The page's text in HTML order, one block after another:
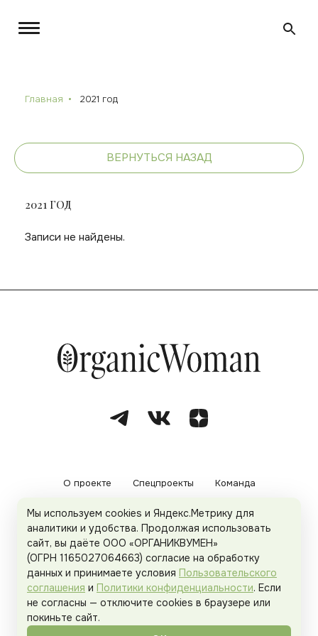
Главная 2021 год
ВЕРНУТЬСЯ НАЗАД
2021 ГОД
Записи не найдены.
О проекте Спецпроекты Команда
Рекламодателям Политика конфиденциальности
Пользовательское соглашение
Organicwoman.ru . Все права защищены.
Мы используем cookies и Яндекс.Метрику для
аналитики и удобства. Продолжая использовать
сайт, вы даёте ООО «ОРГАНИКВУМЕН»
(ОГРН 1165027064663) согласие на обработку
данных и принимаете условия Пользовательского
соглашения и Политики конфиденциальности. Если
не согласны — отключите cookies в браузере или
покиньте сайт.